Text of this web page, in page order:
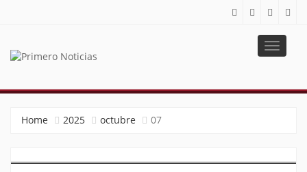
Toggle
Home 2025 octubre 07